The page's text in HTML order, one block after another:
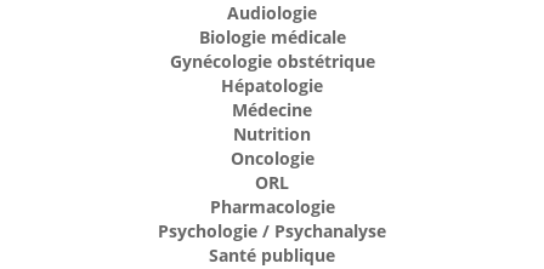
Audiologie
Biologie médicale
Gynécologie obstétrique
Hépatologie
Médecine
Nutrition
Oncologie
ORL
Pharmacologie
Psychologie / Psychanalyse
Santé publique